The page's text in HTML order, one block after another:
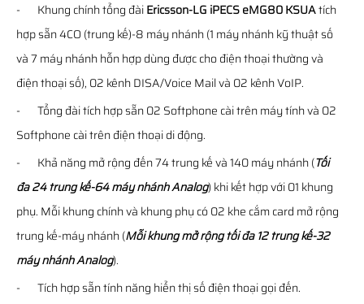
- Khung chính tổng đàiEricsson-LG iPECS eMG80 KSUAtích
hợp sẵn 4CO (trung kế)-8 máy nhánh (1 máy nhánh kỹ thuật số
và 7 máy nhánh hỗn hợp dùng được cho điện thoại thường và
điện thoại số), 02 kênh DISA/Voice Mail và 02 kênh VoIP.
- Tổng đài tích hợp sẵn 02 Softphone cài trên máy tính và 02
Softphone cài trên điện thoại di động.
- Khả năng mở rộng đến 74 trung kế và 140 máy nhánh (Tối
đa 24 trung kế-64 máy nhánh Analog) khi kết hợp với 01 khung
phụ. Mỗi khung chính và khung phụ có 02 khe cắm card mở rộng
trung kế-máy nhánh (Mỗi khung mở rộng tối đa 12 trung kế-32
máy nhánh Analog).
- Tích hợp sẵn tính năng hiển thị số điện thoại gọi đến.